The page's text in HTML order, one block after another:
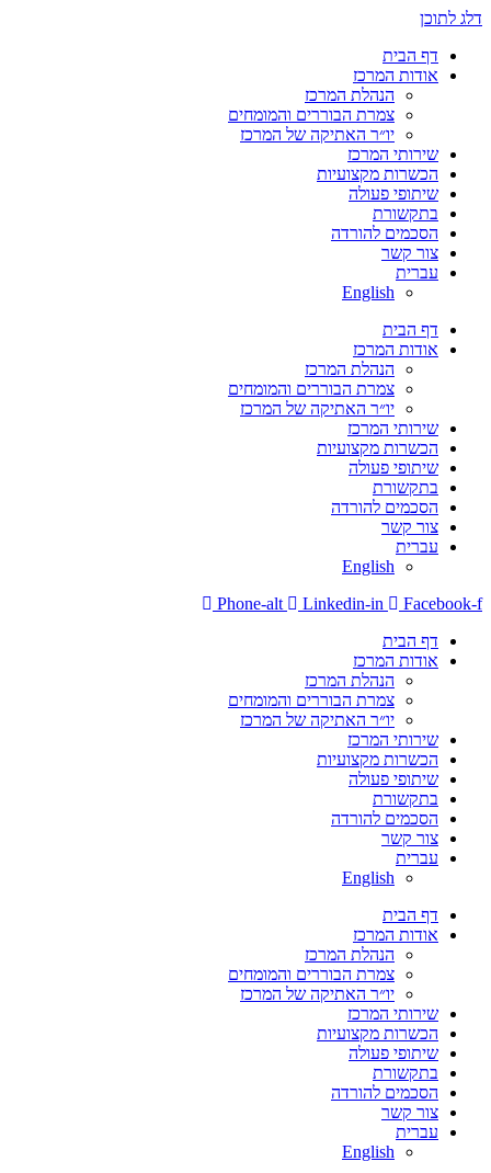
דלג לתוכן
דף הבית
אודות המרכז
הנהלת המרכז
צמרת הבוררים והמומחים
יו״ר האתיקה של המרכז
שירותי המרכז
הכשרות מקצועיות
שיתופי פעולה
בתקשורת
הסכמים להורדה
צור קשר
עברית
English
דף הבית
אודות המרכז
הנהלת המרכז
צמרת הבוררים והמומחים
יו״ר האתיקה של המרכז
שירותי המרכז
הכשרות מקצועיות
שיתופי פעולה
בתקשורת
הסכמים להורדה
צור קשר
עברית
English
Phone-alt
Linkedin-in
Facebook-f
דף הבית
אודות המרכז
הנהלת המרכז
צמרת הבוררים והמומחים
יו״ר האתיקה של המרכז
שירותי המרכז
הכשרות מקצועיות
שיתופי פעולה
בתקשורת
הסכמים להורדה
צור קשר
עברית
English
דף הבית
אודות המרכז
הנהלת המרכז
צמרת הבוררים והמומחים
יו״ר האתיקה של המרכז
שירותי המרכז
הכשרות מקצועיות
שיתופי פעולה
בתקשורת
הסכמים להורדה
צור קשר
עברית
English